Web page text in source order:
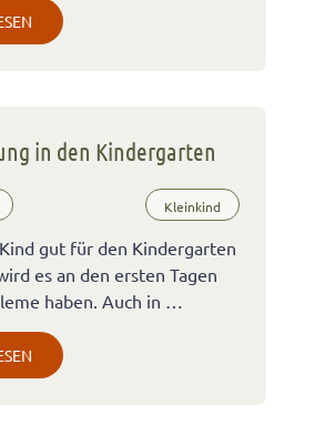
in den Kindergarten
Kleinkind
gut für den Kindergarten
es an den ersten Tagen
haben. Auch in …